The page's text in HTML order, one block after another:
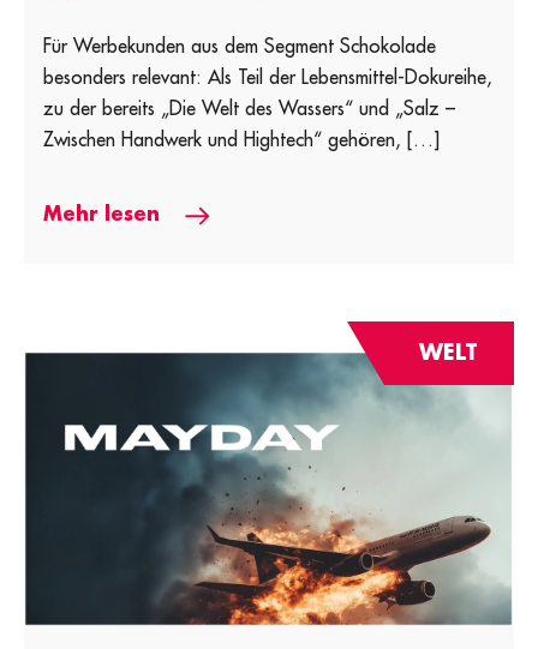
Für Werbekunden aus dem Segment Schokolade
besonders relevant: Als Teil der Lebensmittel-Dokureihe,
zu der bereits „Die Welt des Wassers“ und „Salz –
Zwischen Handwerk und Hightech“ gehören, […]
Mehr lesen
WELT